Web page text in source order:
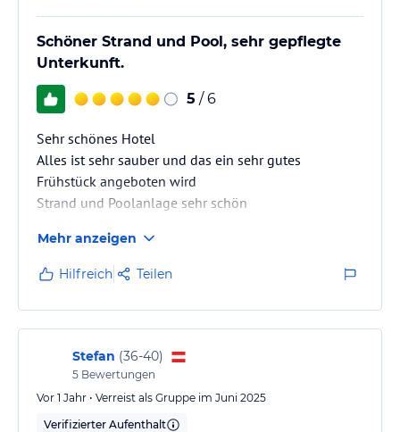
Schöner Strand und Pool, sehr gepflegte
Unterkunft.
5 / 6
Sehr schönes Hotel
Alles ist sehr sauber und das ein sehr gutes
Frühstück angeboten wird
Strand und Poolanlage sehr schön
Mehr anzeigen
Hilfreich Teilen
Stefan (36-40)
5 Bewertungen
Vor 1 Jahr • Verreist als Gruppe im Juni 2025
Verifizierter Aufenthalt